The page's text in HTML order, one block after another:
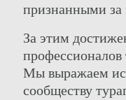
признанными
За этим
профессионалов
Мы выражаем
сообществу